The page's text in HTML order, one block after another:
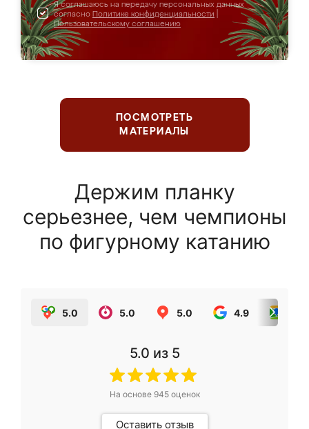
Я соглашаюсь на передачу персональных данных
согласно Политике конфиденциальности
Пользовательскому соглашению
ПОСМОТРЕТЬ
МАТЕРИАЛЫ
Держим планку
серьезнее, чем чемпионы
по фигурному катанию
5.0 5.0 5.0 4.9
5.0 из 5
На основе 945оценок
Оставить отзыв